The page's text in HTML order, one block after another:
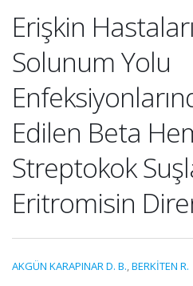
Erişkin
Solunum Yolu
Edilen Beta
Streptokok
Eritromisin
AKGÜN KARAPINAR D. B.,BERKİTEN R.